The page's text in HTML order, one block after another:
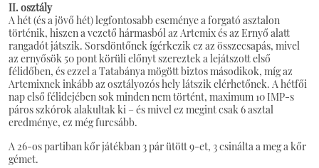
II. osztály
A hét (és a jövő hét) legfontosabb eseménye a forgató asztalon
történik, hiszen a vezető hármasból az Artemix és az Ernyő alatt
rangadót játszik. Sorsdöntőnek ígérkezik ez az összecsapás, mivel
az ernyősök 50 pont körüli előnyt szereztek a lejátszott első
félidőben, és ezzel a Tatabánya mögött biztos másodikok, míg az
Artemixnek inkább az osztályozós hely látszik elérhetőnek. A hétfői
nap első félidejében sok minden nem történt, maximum 10 IMP-s
páros szkórok alakultak ki – és mivel ez megint csak 6 asztal
eredménye, ez még furcsább.
A 26-os partiban kőr játékban 3 pár ütött 9-et, 3 csinálta a meg a kőr
gémet.